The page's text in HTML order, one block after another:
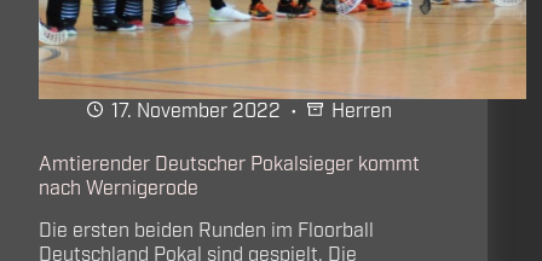
17. November 2022 Herren
Amtierender Deutscher Pokalsieger kommt
nach Wernigerode
Die ersten beiden Runden im Floorball
Deutschland Pokal sind gespielt. Die